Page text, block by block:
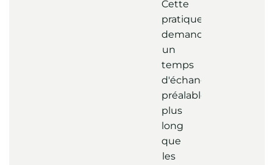
Cette
pratique
demande
un
temps
d'échange
préalable
plus
long
que
les